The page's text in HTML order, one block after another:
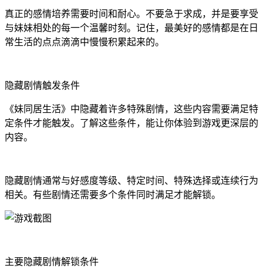
真正的感情培养需要时间和耐心。不要急于求成，并是要享受
与妹妹相处的每一个温馨时刻。记住，最美好的感情都是在日
常生活的点点滴滴中慢慢积累起来的。
隐藏剧情触发条件
《妹同居生活》中隐藏着许多特殊剧情，这些内容需要满足特
定条件才能触发。了解这些条件，能让你体验到游戏更深层的
内容。
隐藏剧情通常与好感度等级、特定时间、特殊选择或连续行为
相关。有些剧情还需要多个条件同时满足才能解锁。
主要隐藏剧情解锁条件